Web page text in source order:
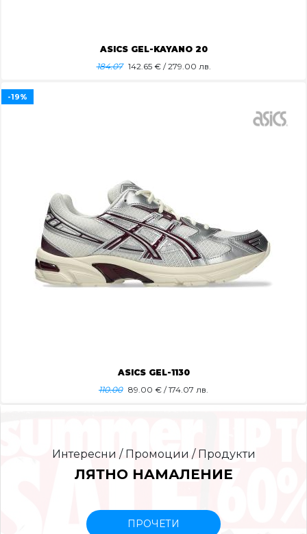
ASICS GEL-KAYANO 20
184.07 142.65€ / 279.00 лв.
ASICS GEL-1130
110.00 89.00 € / 174.07 лв.
-19%
Интересни / Промоции / Продукти
ЛЯТНО НАМАЛЕНИЕ
ПРОЧЕТИ